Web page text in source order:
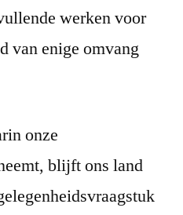
werken voor
van enige omvang
onze
blijft ons land